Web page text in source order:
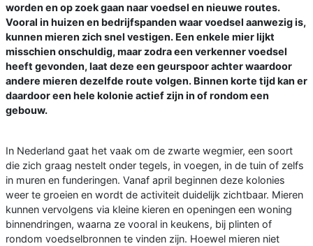
worden en op zoek gaan naar voedsel en nieuwe routes.
Vooral in huizen en bedrijfspanden waar voedsel aanwezig is,
kunnen mieren zich snel vestigen. Een enkele mier lijkt
misschien onschuldig, maar zodra een verkenner voedsel
heeft gevonden, laat deze een geurspoor achter waardoor
andere mieren dezelfde route volgen. Binnen korte tijd kan er
daardoor een hele kolonie actief zijn in of rondom een
gebouw.
In Nederland gaat het vaak om de zwarte wegmier, een soort
die zich graag nestelt onder tegels, in voegen, in de tuin of zelfs
in muren en funderingen. Vanaf april beginnen deze kolonies
weer te groeien en wordt de activiteit duidelijk zichtbaar. Mieren
kunnen vervolgens via kleine kieren en openingen een woning
binnendringen, waarna ze vooral in keukens, bij plinten of
rondom voedselbronnen te vinden zijn. Hoewel mieren niet